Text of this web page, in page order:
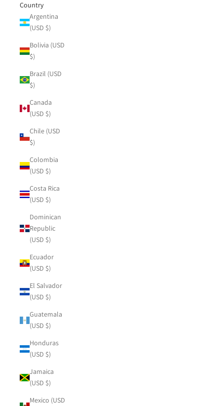
Country
Argentina
(USD $)
Bolivia (USD
$)
Brazil (USD
$)
Canada
(USD $)
Chile (USD
$)
Colombia
(USD $)
Costa Rica
(USD $)
Dominican
Republic
(USD $)
Ecuador
(USD $)
El Salvador
(USD $)
Guatemala
(USD $)
Honduras
(USD $)
Jamaica
(USD $)
Mexico (USD